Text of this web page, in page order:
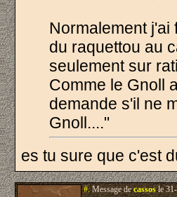
Normalement
du raquettou au
seulement sur
Comme le Gnoll
demande s'il ne
Gnoll...."
es tu sure que c'est
#.Message decassosle